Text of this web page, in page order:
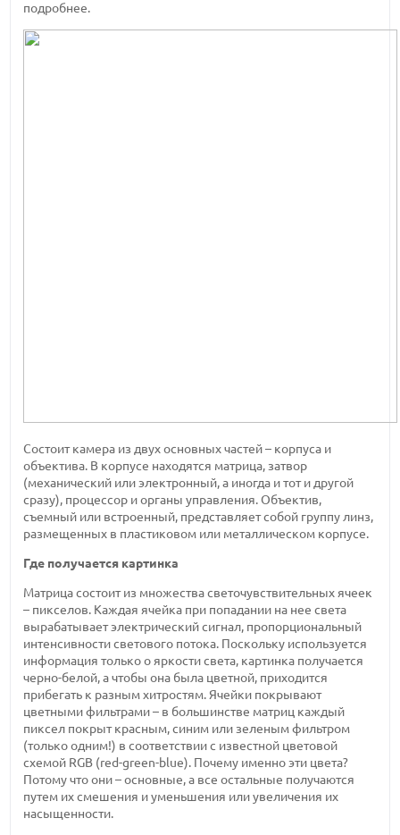
подробнее.
Состоит камера из двух основных частей – корпуса и
объектива. В корпусе находятся матрица, затвор
(механический или электронный, а иногда и тот и другой
сразу), процессор и органы управления. Объектив,
съемный или встроенный, представляет собой группу линз,
размещенных в пластиковом или металлическом корпусе.
Где получается картинка
Матрица состоит из множества светочувствительных ячеек
– пикселов. Каждая ячейка при попадании на нее света
вырабатывает электрический сигнал, пропорциональный
интенсивности светового потока. Поскольку используется
информация только о яркости света, картинка получается
черно-белой, а чтобы она была цветной, приходится
прибегать к разным хитростям. Ячейки покрывают
цветными фильтрами – в большинстве матриц каждый
пиксел покрыт красным, синим или зеленым фильтром
(только одним!) в соответствии с известной цветовой
схемой RGB (red-green-blue). Почему именно эти цвета?
Потому что они – основные, а все остальные получаются
путем их смешения и уменьшения или увеличения их
насыщенности.